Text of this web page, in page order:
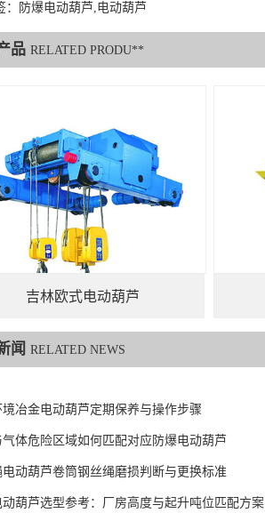
：防爆电动葫芦,电动葫芦
品 RELATED PRODU**
吉林欧式电动葫芦
闻 RELATED NEWS
境冶金电动葫芦定期保养与操作步骤
体危险区域如何匹配对应防爆电动葫芦
动葫芦卷筒钢丝绳磨损判断与更换标准
动葫芦选型参考：厂房高度与起升吨位匹配方案